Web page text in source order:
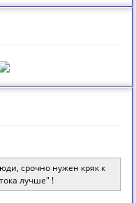
срочно нужен кряк к
лучше" !